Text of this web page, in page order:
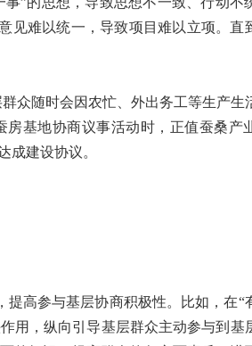
见难以统一，导致项目难以立项。直
众随时会因农忙、外出务工等生产生
基地协商议事活动时，正值蚕桑产
成建设协议。
高参与基层协商积极性。比如，在“
用，纵向引导基层群众主动参与到基